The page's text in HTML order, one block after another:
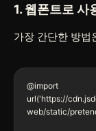
1. 웹폰트로 사
가장 간단한 방법
@import
url('https://
web/static/